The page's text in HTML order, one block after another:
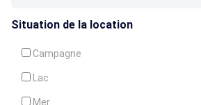
Crèche
Situation de la location
Campagne
Lac
Mer